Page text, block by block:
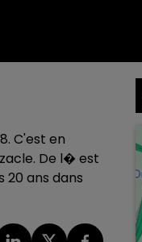
C'est en
De l� est
ans dans